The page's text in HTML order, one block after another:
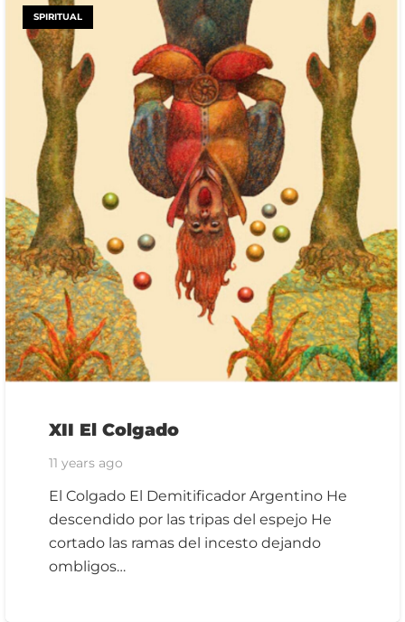
SPIRITUAL
XII El Colgado
11 years ago
El Colgado El Demitificador Argentino He
descendido por las tripas del espejo He
cortado las ramas del incesto dejando
ombligos…